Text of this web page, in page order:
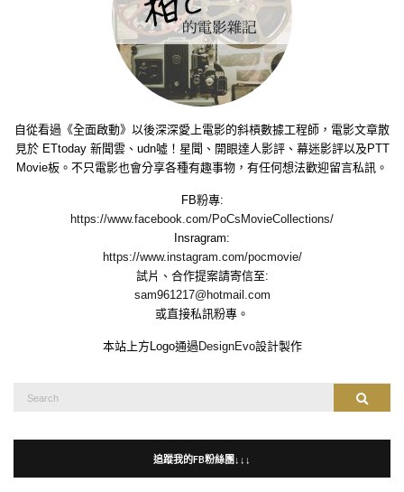
自從看過《全面啟動》以後深深愛上電影的斜槓數據工程師，電影文章散
見於 ETtoday 新聞雲、udn噓！星聞、開眼達人影評、幕迷影評以及PTT
Movie板。不只電影也會分享各種有趣事物，有任何想法歡迎留言私訊。
FB粉專:
https://www.facebook.com/PoCsMovieCollections/
Insragram:
https://www.instagram.com/pocmovie/
試片、合作提案請寄信至:
sam961217@hotmail.com
或直接私訊粉專。
本站上方Logo通過 DesignEvo設計製作
Search
Search
追蹤我的FB粉絲團↓↓↓